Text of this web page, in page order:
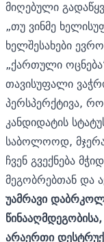
მიღებული
„თუ ვინმე
ხელშესახები
„ქართული
თავისუფალი
პერსპერქტივა,
კანდიდატის
საბოლოოდ,
ჩვენ გვექნება
მეგობრებთან და
უამრავი
არაერთი